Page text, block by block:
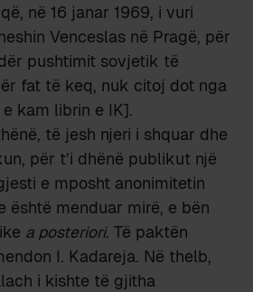
në 16 janar 1969, i vuri
Venceslas në Pragë, për
pushtimit sovjetik të
fat të keq, nuk citoj dot nga
kam librin e IK].
të jesh njeri i shquar dhe
për t’i dhënë publikut një
e mposht anonimitetin
është menduar mirë, e bën
a posteriori. Të paktën
I. Kadareja. Në thelb,
i kishte të gjitha